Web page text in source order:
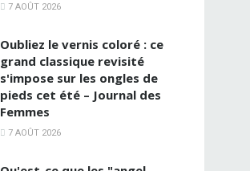
7 AOÛT 2026
Oubliez le vernis coloré : ce
grand classique revisité
s'impose sur les ongles de
pieds cet été – Journal des
Femmes
7 AOÛT 2026